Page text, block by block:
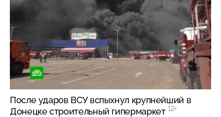
После ударов ВСУ вспыхнул крупнейший в
Донецке строительный гипермаркет 12+